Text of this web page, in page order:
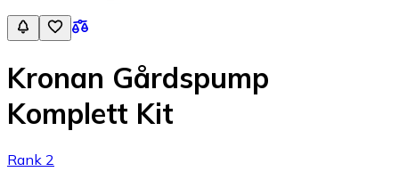
Kronan Gårdspump
Komplett Kit
Rank 2